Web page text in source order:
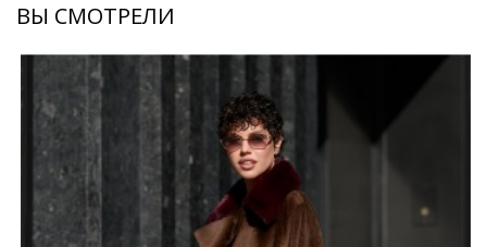
текстурой и изысканным видом.
Воротник и манжеты из натурального меха норки
привносят в образ изюминку и шарм. Кроме того, их
можно снять, создав тем самым другой образ.
Внутренняя сторона дублёнки выполнена из мягкой
кожи ягненка коричневого цвета. Изделие имеет
карманы и пояс, что делает его функциональным, а
силуэт утончённым.
ВЫ СМОТРЕЛИ